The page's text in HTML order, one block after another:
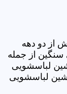
از دو دهه
سنگین از جمله
لباسشویی
لباسشویی